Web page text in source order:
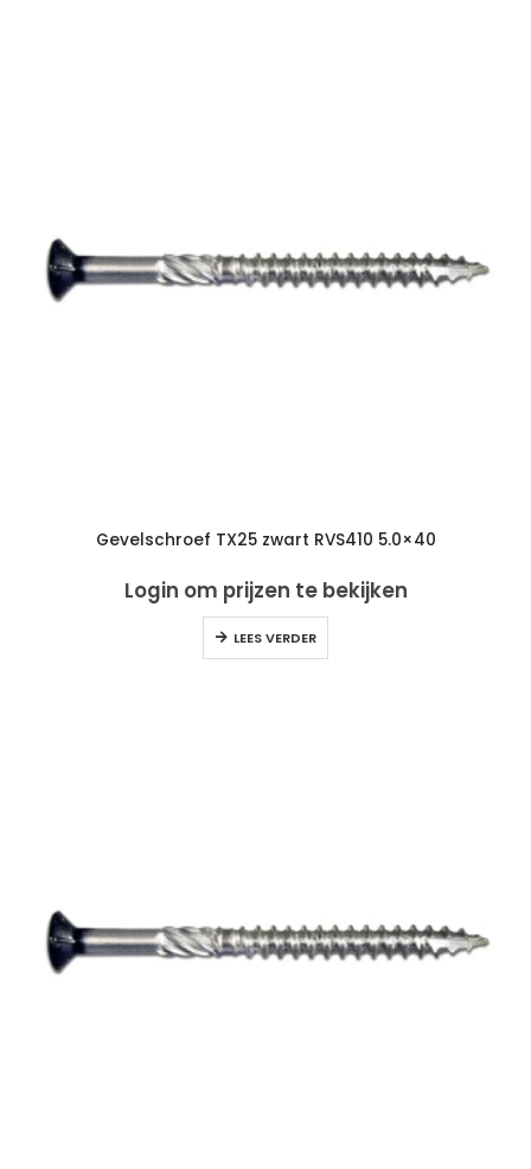
Gevelschroef TX25 zwart RVS410 5.0×40
Login om prijzen te bekijken
LEES VERDER